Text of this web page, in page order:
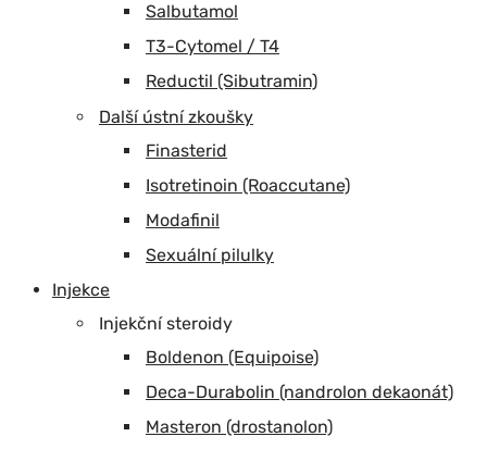
Salbutamol
T3-Cytomel / T4
Reductil (Sibutramin)
Další ústní zkoušky
Finasterid
Isotretinoin (Roaccutane)
Modafinil
Sexuální pilulky
Injekce
Injekční steroidy
Boldenon (Equipoise)
Deca-Durabolin (nandrolon dekaonát)
Masteron (drostanolon)